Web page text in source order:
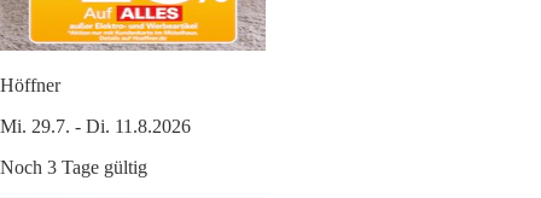
Höffner
Mi. 29.7. - Di. 11.8.2026
Noch 3 Tage gültig